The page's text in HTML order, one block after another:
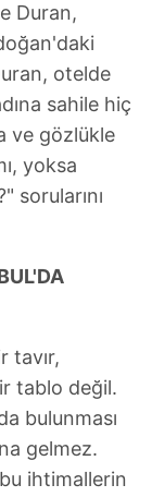
Duran,
otelde
sahile hiç
ve gözlükle
yoksa
sorularını
tavır,
tablo değil.
bulunması
gelmez.
ihtimallerin